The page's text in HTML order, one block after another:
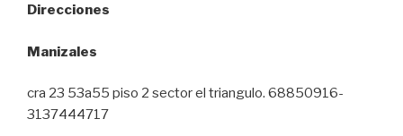
Direcciones
Manizales
cra 23 53a55 piso 2 sector el triangulo. 68850916-
3137444717